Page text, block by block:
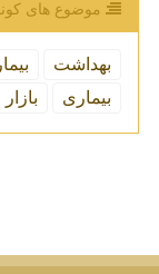
موضوع های
بهداشت بیمار
بیماری
بازار